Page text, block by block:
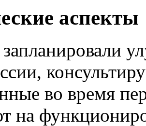
аспекты
во время
на